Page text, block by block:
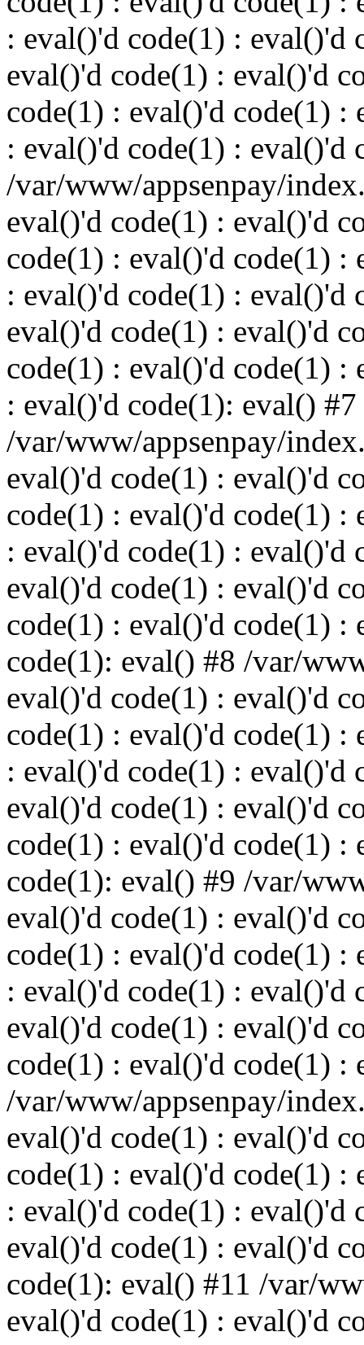
: eval()'d code(1) : eval()'d
eval()'d code(1) : eval()'d
code(1) : eval()'d code(1) :
: eval()'d code(1) : eval()'d
/var/www/appsenpay/
eval()'d code(1) : eval()'d
code(1) : eval()'d code(1) :
: eval()'d code(1) : eval()'d
eval()'d code(1) : eval()'d
code(1) : eval()'d code(1) :
: eval()'d code(1): eval() #7
/var/www/appsenpay/
eval()'d code(1) : eval()'d
code(1) : eval()'d code(1) :
: eval()'d code(1) : eval()'d
eval()'d code(1) : eval()'d
code(1) : eval()'d code(1) :
code(1): eval() #8 /var/
eval()'d code(1) : eval()'d
code(1) : eval()'d code(1) :
: eval()'d code(1) : eval()'d
eval()'d code(1) : eval()'d
code(1) : eval()'d code(1) :
code(1): eval() #9 /var/
eval()'d code(1) : eval()'d
code(1) : eval()'d code(1) :
: eval()'d code(1) : eval()'d
eval()'d code(1) : eval()'d
code(1) : eval()'d code(1) :
/var/www/appsenpay/
eval()'d code(1) : eval()'d
code(1) : eval()'d code(1) :
: eval()'d code(1) : eval()'d
eval()'d code(1) : eval()'d
code(1): eval() #11 /var/
eval()'d code(1) : eval()'d